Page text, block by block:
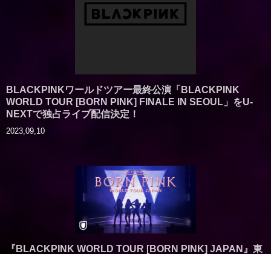
BLACKPINKワールドツアー最終公演「BLACKPINK
WORLD TOUR [BORN PINK] FINALE IN SEOUL」をU-
NEXTで独占ライブ配信決定！
2023,09,10
『BLACKPINK WORLD TOUR [BORN PINK] JAPAN』東